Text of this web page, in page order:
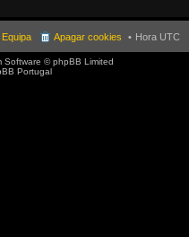
Hora UTC
Apagar cookies
Equipa
Software © phpBB Limited
Portugal